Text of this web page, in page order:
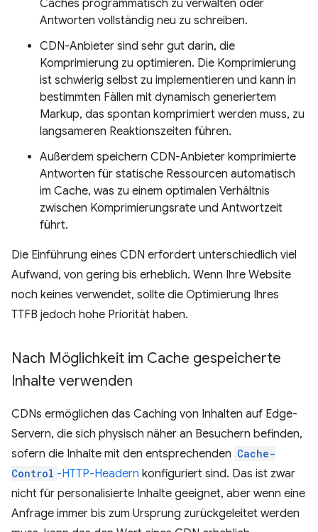
Caches programmatisch zu verwalten oder
Antworten vollständig neu zu schreiben.
CDN-Anbieter sind sehr gut darin, die
Komprimierung zu optimieren. Die Komprimierung
ist schwierig selbst zu implementieren und kann in
bestimmten Fällen mit dynamisch generiertem
Markup, das spontan komprimiert werden muss, zu
langsameren Reaktionszeiten führen.
Außerdem speichern CDN-Anbieter komprimierte
Antworten für statische Ressourcen automatisch
im Cache, was zu einem optimalen Verhältnis
zwischen Komprimierungsrate und Antwortzeit
führt.
Die Einführung eines CDN erfordert unterschiedlich viel
Aufwand, von gering bis erheblich. Wenn Ihre Website
noch keines verwendet, sollte die Optimierung Ihres
TTFB jedoch hohe Priorität haben.
Nach Möglichkeit im Cache gespeicherte
Inhalte verwenden
CDNs ermöglichen das Caching von Inhalten auf Edge-
Servern, die sich physisch näher an Besuchern befinden,
sofern die Inhalte mit den entsprechenden Cache-
Control -HTTP-Headern konfiguriert sind. Das ist zwar
nicht für personalisierte Inhalte geeignet, aber wenn eine
Anfrage immer bis zum Ursprung zurückgeleitet werden